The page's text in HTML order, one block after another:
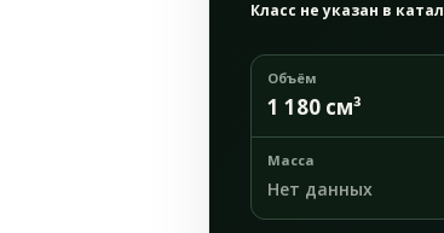
Класс не указан в
Объём
1 180 см³
Масса
Нет данных